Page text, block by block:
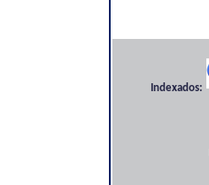
Indexados: